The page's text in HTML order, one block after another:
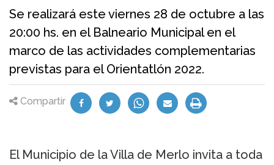
Se realizará este viernes 28 de octubre a las
20:00 hs. en el Balneario Municipal en el
marco de las actividades complementarias
previstas para el Orientatlón 2022.
Compartir
El Municipio de la Villa de Merlo invita a toda